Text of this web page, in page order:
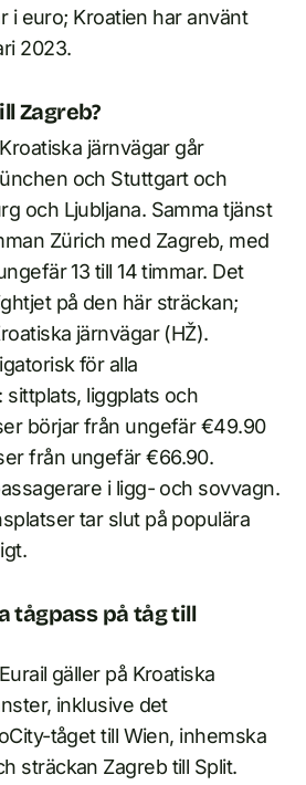
i euro; Kroatien har använt
2023.
Zagreb?
järnvägar går
och Stuttgart och
och Ljubljana. Samma tjänst
Zürich med Zagreb, med
13 till 14 timmar. Det
på den här sträckan;
järnvägar (HŽ).
för alla
liggplats och
börjar från ungefär €49.90
från ungefär €66.90.
i ligg- och sovvagn.
tar slut på populära
tågpass på tåg till
gäller på Kroatiska
inklusive det
tåget till Wien, inhemska
sträckan Zagreb till Split.